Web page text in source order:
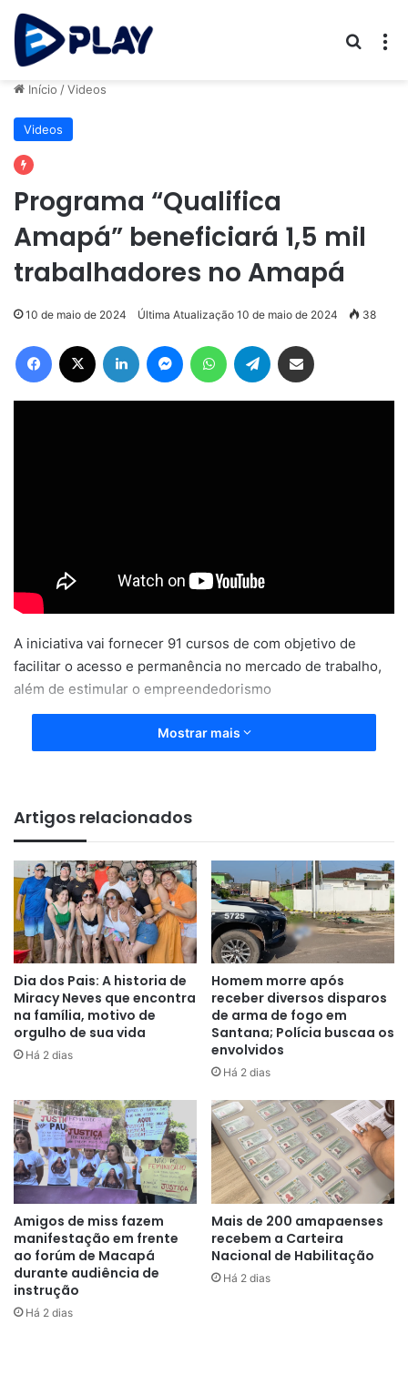
Início /Videos
Videos
Programa “Qualifica
Amapá” beneficiará 1,5 mil
trabalhadores no Amapá
10 de maio de 2024 Última Atualização 10 de maio de 2024 38
Facebook Linkedin MessengerWhatsAppTelegram
A iniciativa vai fornecer 91 cursos de com objetivo de
facilitar o acesso e permanência no mercado de trabalho,
além de estimular o empreendedorismo
Mostrar mais
Artigos relacionados
Dia dos Pais: A historia de
Miracy Neves que encontra
na família, motivo de
orgulho de sua vida
Há 2 dias
Homem morre após
receber diversos disparos
de arma de fogo em
Santana; Polícia buscaa os
envolvidos
Há 2 dias
Amigos de miss fazem
manifestação em frente
ao forúm de Macapá
durante audiência de
instrução
Há 2 dias
Mais de 200 amapaenses
recebem a Carteira
Nacional de Habilitação
Há 2 dias